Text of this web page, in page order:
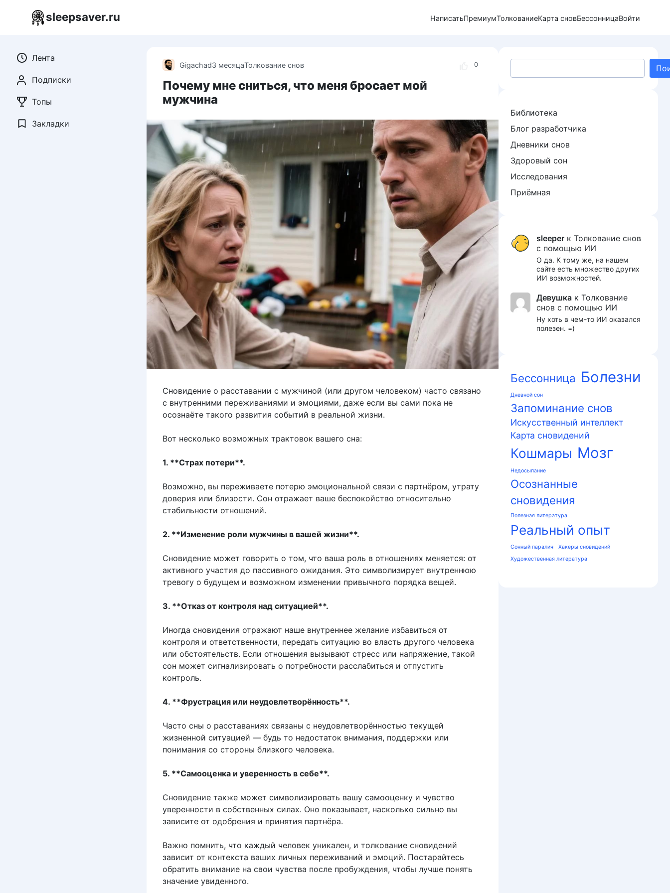
sleepsaver.ru НаписатьПремиумТолкованиеКарта сновБессонницаВойти
0
Gigachad3 месяцаТолкование снов
Почему мне сниться, что меня бросает мой
мужчина
Сновидение о расставании с мужчиной (или другом человеком) часто связано
с внутренними переживаниями и эмоциями, даже если вы сами пока не
осознаёте такого развития событий в реальной жизни.
Вот несколько возможных трактовок вашего сна:
1. **Страх потери**.
Возможно, вы переживаете потерю эмоциональной связи с партнёром, утрату
доверия или близости. Сон отражает ваше беспокойство относительно
стабильности отношений.
2. **Изменение роли мужчины в вашей жизни**.
Сновидение может говорить о том, что ваша роль в отношениях меняется: от
активного участия до пассивного ожидания. Это символизирует внутреннюю
тревогу о будущем и возможном изменении привычного порядка вещей.
3. **Отказ от контроля над ситуацией**.
Иногда сновидения отражают наше внутреннее желание избавиться от
контроля и ответственности, передать ситуацию во власть другого человека
или обстоятельств. Если отношения вызывают стресс или напряжение, такой
сон может сигнализировать о потребности расслабиться и отпустить
контроль.
4. **Фрустрация или неудовлетворённость**.
Часто сны о расставаниях связаны с неудовлетворённостью текущей
жизненной ситуацией — будь то недостаток внимания, поддержки или
понимания со стороны близкого человека.
5. **Самооценка и уверенность в себе**.
Сновидение также может символизировать вашу самооценку и чувство
уверенности в собственных силах. Оно показывает, насколько сильно вы
зависите от одобрения и принятия партнёра.
Важно помнить, что каждый человек уникален, и толкование сновидений
зависит от контекста ваших личных переживаний и эмоций. Постарайтесь
обратить внимание на свои чувства после пробуждения, чтобы лучше понять
значение увиденного.
Лента
Подписки
Топы
Закладки
Библиотека
Блог разработчика
Дневники снов
Здоровый сон
Исследования
Приёмная
sleeper к Толкование снов
с помощью ИИ
О да. К тому же, на нашем
сайте есть множество других
ИИ возможностей.
Девушка к Толкование
снов с помощью ИИ
Ну хоть в чем-то ИИ оказался
полезен. =)
Бессонница Болезни
Дневной сон
Запоминание снов
Искусственный интеллект
Карта сновидений
Кошмары Мозг
Недосыпание
Осознанные
сновидения
Полезная литература
Реальный опыт
Сонный паралич
Хакеры сновидений
Художественная литература